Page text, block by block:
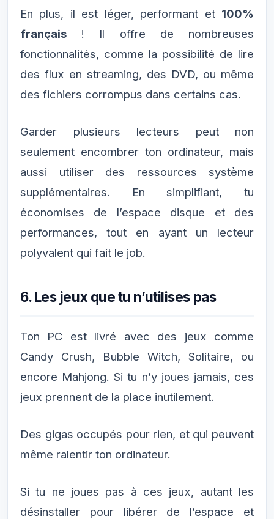
En plus, il est léger, performant et 100%
français ! Il offre de nombreuses
fonctionnalités, comme la possibilité de lire
des flux en streaming, des DVD, ou même
des fichiers corrompus dans certains cas.
Garder plusieurs lecteurs peut non
seulement encombrer ton ordinateur, mais
aussi utiliser des ressources système
supplémentaires. En simplifiant, tu
économises de l’espace disque et des
performances, tout en ayant un lecteur
polyvalent qui fait le job.
6. Les jeux que tu n’utilises pas
Ton PC est livré avec des jeux comme
Candy Crush, Bubble Witch, Solitaire, ou
encore Mahjong. Si tu n’y joues jamais, ces
jeux prennent de la place inutilement.
Des gigas occupés pour rien, et qui peuvent
même ralentir ton ordinateur.
Si tu ne joues pas à ces jeux, autant les
désinstaller pour libérer de l’espace et